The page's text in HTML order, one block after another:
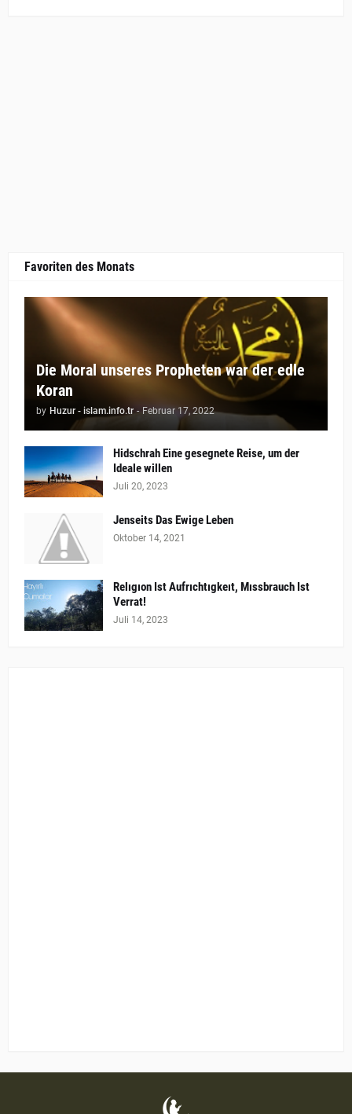
Favoriten des Monats
Die Moral unseres Propheten war der edle
Koran
by Huzur - islam.info.tr - Februar 17, 2022
Hidschrah Eine gesegnete Reise, um der
Ideale willen
Juli 20, 2023
Jenseits Das Ewige Leben
Oktober 14, 2021
Relıgıon Ist Aufrıchtıgkeıt, Mıssbrauch Ist
Verrat!
Juli 14, 2023